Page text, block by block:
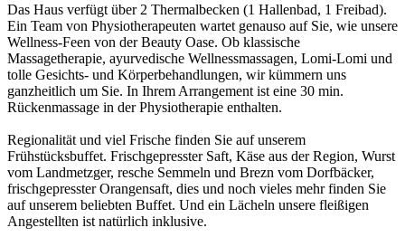
Das Haus verfügt über 2 Thermalbecken (1 Hallenbad, 1 Freibad).
Ein Team von Physiotherapeuten wartet genauso auf Sie, wie unsere
Wellness-Feen von der Beauty Oase. Ob klassische
Massagetherapie, ayurvedische Wellnessmassagen, Lomi-Lomi und
tolle Gesichts- und Körperbehandlungen, wir kümmern uns
ganzheitlich um Sie. In Ihrem Arrangement ist eine 30 min.
Rückenmassage in der Physiotherapie enthalten.
Regionalität und viel Frische finden Sie auf unserem
Frühstücksbuffet. Frischgepresster Saft, Käse aus der Region, Wurst
vom Landmetzger, resche Semmeln und Brezn vom Dorfbäcker,
frischgepresster Orangensaft, dies und noch vieles mehr finden Sie
auf unserem beliebten Buffet. Und ein Lächeln unsere fleißigen
Angestellten ist natürlich inklusive.